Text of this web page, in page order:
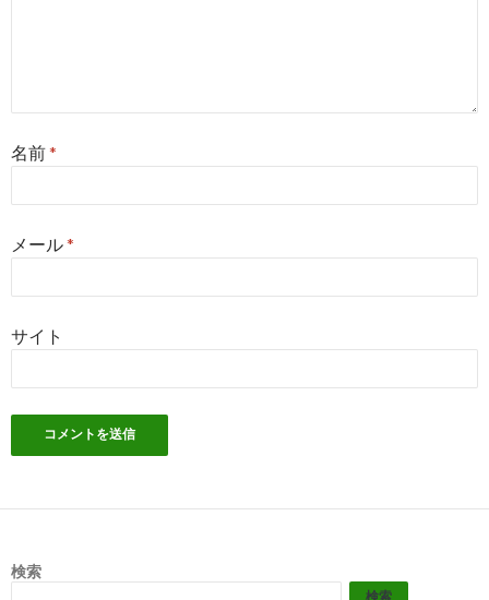
名前*
メール*
サイト
検索
検索